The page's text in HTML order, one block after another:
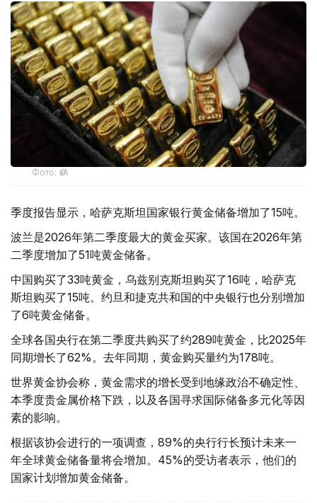
Фото: ӨзА
季度报告显示，哈萨克斯坦国家银行黄金储备增加了15吨。
波兰是2026年第二季度最大的黄金买家。该国在2026年第
二季度增加了51吨黄金储备。
中国购买了33吨黄金，乌兹别克斯坦购买了16吨，哈萨克
斯坦购买了15吨。约旦和捷克共和国的中央银行也分别增加
了6吨黄金储备。
全球各国央行在第二季度共购买了约289吨黄金，比2025年
同期增长了62%。去年同期，黄金购买量约为178吨。
世界黄金协会称，黄金需求的增长受到地缘政治不确定性、
本季度贵金属价格下跌，以及各国寻求国际储备多元化等因
素的影响。
根据该协会进行的一项调查，89%的央行行长预计未来一
年全球黄金储备量将会增加。45%的受访者表示，他们的
国家计划增加黄金储备。